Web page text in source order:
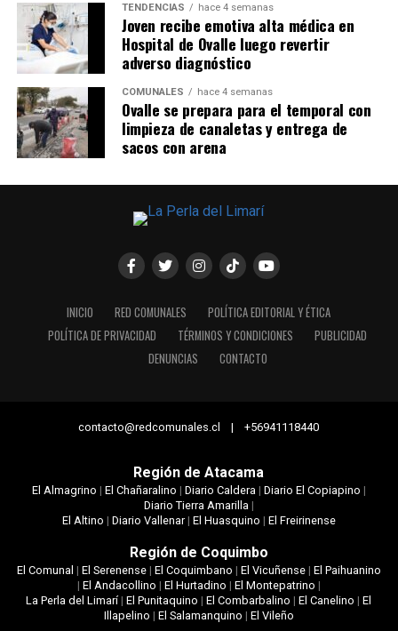
TENDENCIAS hace 4 semanas
Joven recibe emotiva alta médica en
Hospital de Ovalle luego revertir
adverso diagnóstico
COMUNALES hace 4 semanas
Ovalle se prepara para el temporal con
limpieza de canaletas y entrega de
sacos con arena
INICIO RED COMUNALES
POLÍTICA EDITORIAL Y ÉTICA
POLÍTICA DE PRIVACIDAD
TÉRMINOS Y CONDICIONES
PUBLICIDAD
DENUNCIAS
CONTACTO
contacto@redcomunales.cl | +56941118440
Región de Atacama
El Almagrino | El Chañaralino | Diario Caldera | Diario El Copiapino |
Diario Tierra Amarilla |
El Altino | Diario Vallenar| El Huasquino | El Freirinense
Región de Coquimbo
El Comunal | El Serenense| El Coquimbano | El Vicuñense| El Paihuanino
| El Andacollino | El Hurtadino | El Montepatrino |
La Perla del Limarí|El Punitaquino |El Combarbalino |El Canelino |El
Illapelino | El Salamanquino | El Vileño